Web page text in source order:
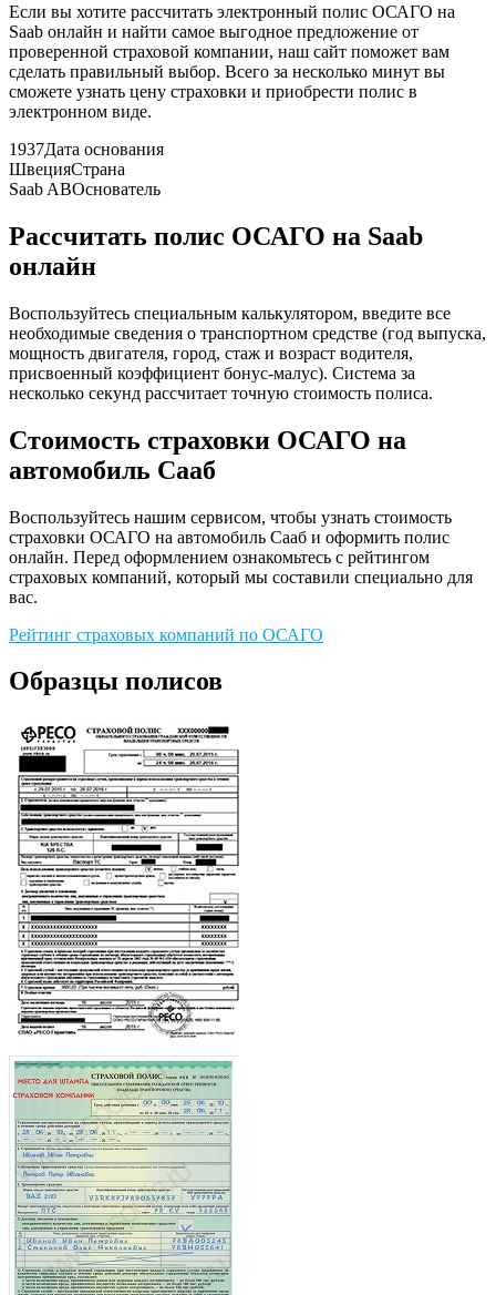
Если вы хотите рассчитать электронный полис ОСАГО на
Saab онлайн и найти самое выгодное предложение от
проверенной страховой компании, наш сайт поможет вам
сделать правильный выбор. Всего за несколько минут вы
сможете узнать цену страховки и приобрести полис в
электронном виде.
1937Дата основания
ШвецияСтрана
Saab ABОснователь
Рассчитать полис ОСАГО на Saab
онлайн
Воспользуйтесь специальным калькулятором, введите все
необходимые сведения о транспортном средстве (год выпуска,
мощность двигателя, город, стаж и возраст водителя,
присвоенный коэффициент бонус-малус). Система за
несколько секунд рассчитает точную стоимость полиса.
Стоимость страховки ОСАГО на
автомобиль Сааб
Воспользуйтесь нашим сервисом, чтобы узнать стоимость
страховки ОСАГО на автомобиль Сааб и оформить полис
онлайн. Перед оформлением ознакомьтесь с рейтингом
страховых компаний, который мы составили специально для
вас.
Рейтинг страховых компаний по ОСАГО
Образцы полисов